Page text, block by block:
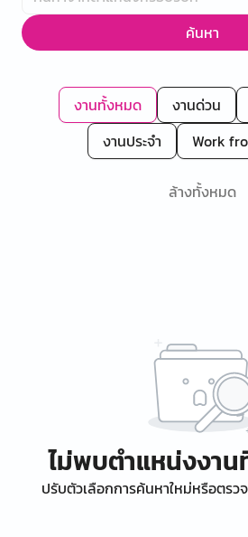
ค้นหา
งานทั้งหมด งานด่วน
งานประจำ
Work
ล้างทั้งหมด
ไม่พบตำแหน่งงา
ปรับตัวเลือกการค้นหาใหม่หรือตร